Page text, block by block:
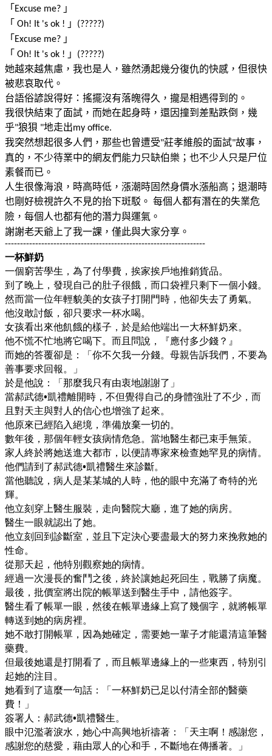
「Excuse me? 」
「 Oh! It 's ok ! 」 (?????)
「Excuse me? 」
「 Oh! It 's ok ! 」 (?????)
她越來越焦慮，我也是人，雖然湧起幾分復仇的快感，但很快
被悲哀取代。
台語俗諺說得好：搖擺沒有落魄得久，攏是相遇得到的。
我很快結束了面試，而她在起身時，還因撞到差點跌倒，幾
乎"狼狽 "地走出my office.
我突然想起很多人們，那些也曾遭受"莊孝維般的面試"故事，
真的，不少待業中的網友們能力只缺伯樂；也不少人只是尸位
素餐而已。
人生很像海浪，時高時低，漲潮時固然身價水漲船高；退潮時
也剛好檢視許久不見的抬下斑駁。 每個人都有潛在的失業危
險，每個人也都有他的潛力與運氣。
謝謝老天爺上了我一課，僅此與大家分享。
------------------------------------------------------------------
一杯鮮奶
一個窮苦學生，為了付學費，挨家挨戶地推銷貨品。
到了晚上，發現自己的肚子很餓，而口袋裡只剩下一個小錢。
然而當一位年輕貌美的女孩子打開門時，他卻失去了勇氣。
他沒敢討飯，卻只要求一杯水喝。
女孩看出來他飢餓的樣子，於是給他端出一大杯鮮奶來。
他不慌不忙地將它喝下。而且問說，『應付多少錢？』
而她的答覆卻是：「你不欠我一分錢。母親告訴我們，不要為
善事要求回報。」
於是他說：「那麼我只有由衷地謝謝了」
當郝武德•凱禮離開時，不但覺得自己的身體強壯了不少，而
且對天主與對人的信心也增強了起來。
他原來已經陷入絕境，準備放棄一切的。
數年後，那個年輕女孩病情危急。當地醫生都已束手無策。
家人終於將她送進大都市，以便請專家來檢查她罕見的病情。
他們請到了郝武德•凱禮醫生來診斷。
當他聽說，病人是某某城的人時，他的眼中充滿了奇特的光
輝。
他立刻穿上醫生服裝，走向醫院大廳，進了她的病房。
醫生一眼就認出了她。
他立刻回到診斷室，並且下定決心要盡最大的努力來挽救她的
性命。
從那天起，他特別觀察她的病情。
經過一次漫長的奮鬥之後，終於讓她起死回生，戰勝了病魔。
最後，批價室將出院的帳單送到醫生手中，請他簽字。
醫生看了帳單一眼，然後在帳單邊緣上寫了幾個字，就將帳單
轉送到她的病房裡。
她不敢打開帳單，因為她確定，需要她一輩子才能還清這筆醫
藥費。
但最後她還是打開看了，而且帳單邊緣上的一些東西，特別引
起她的注目。
她看到了這麼一句話：「一杯鮮奶已足以付清全部的醫藥
費！」
簽署人：郝武德•凱禮醫生。
眼中氾濫著淚水，她心中高興地祈禱著：「天主啊！感謝您，
感謝您的慈愛，藉由眾人的心和手，不斷地在傳播著。」